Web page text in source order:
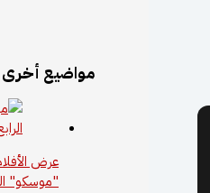
مواضيع أخرى
عرض
"موسكو"